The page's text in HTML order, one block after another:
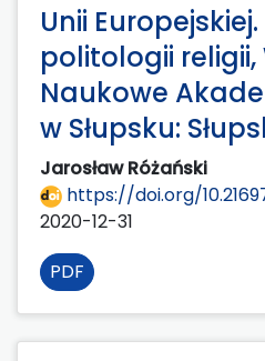
Unii
politologii
Naukowe
w Słupsku:
Jarosław Różański
https://doi.org/
2020-12-31
PDF